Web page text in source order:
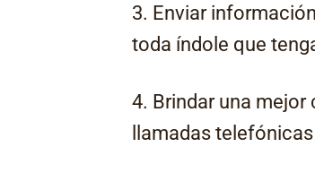
3. Enviar
toda índole que
4. Brindar una mejor
llamadas